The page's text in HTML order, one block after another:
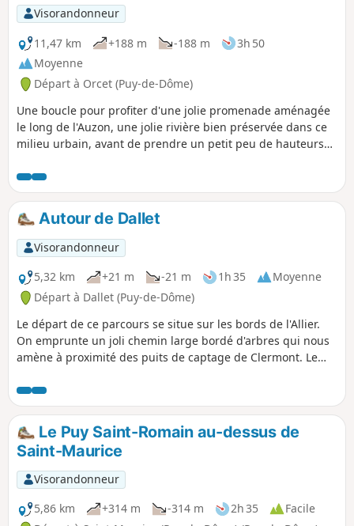
Visorandonneur
11,47 km
+188 m -188 m
3h 50
Moyenne
Départ à Orcet (Puy-de-Dôme)
Une boucle pour profiter d'une jolie promenade aménagée
le long de l'Auzon, une jolie rivière bien préservée dans ce
milieu urbain, avant de prendre un petit peu de hauteurs
Autour de Dallet
Visorandonneur
5,32 km
+21 m -21 m 1h 35
Moyenne
Départ à Dallet (Puy-de-Dôme)
Le départ de ce parcours se situe sur les bords de l'Allier.
On emprunte un joli chemin large bordé d'arbres qui nous
amène à proximité des puits de captage de Clermont. Le
voit les villages de Mezel et Dallet à droite et Cournon à
gauche.
Le Puy Saint-Romain au-dessus de
Saint-Maurice
Visorandonneur
5,86 km
+314 m -314 m 2h 35
Facile